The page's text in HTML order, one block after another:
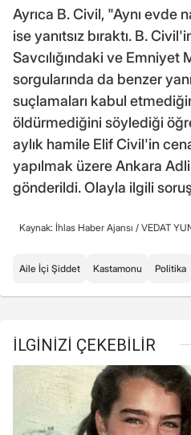
Ayrıca B. Civil, "Aynı evde
ise yanıtsız bıraktı. B.
Savcılığındaki ve Emniyet
sorgularında da benzer
suçlamaları kabul
öldürmediğini söylediği
aylık hamile Elif Civil'in
yapılmak üzere Ankara
gönderildi. Olayla ilgili
Kaynak: İhlas Haber Ajansı / VEDAT
Aile İçi Şiddet Kastamonu Politika